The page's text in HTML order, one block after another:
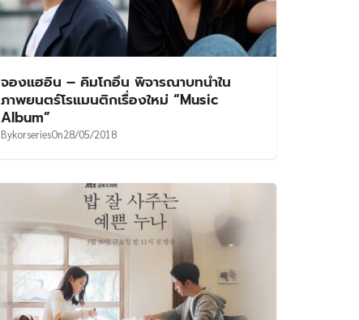
จองแฮอิน – คิมโกอึน พิจารณาบทนำใน
ภาพยนตร์โรแมนติกเรื่องใหม่ “Music
Album”
BykorseriesOn28/05/2018